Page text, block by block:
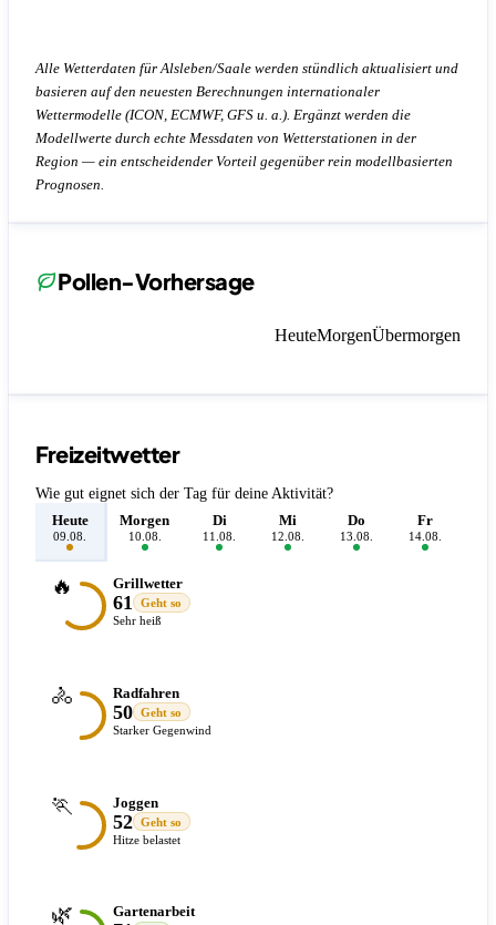
Alle Wetterdaten für Alsleben/Saale werden stündlich aktualisiert und
basieren auf den neuesten Berechnungen internationaler
Wettermodelle (ICON, ECMWF, GFS u. a.). Ergänzt werden die
Modellwerte durch echte Messdaten von Wetterstationen in der
Region — ein entscheidender Vorteil gegenüber rein modellbasierten
Prognosen.
Pollen-Vorhersage
HeuteMorgenÜbermorgen
Freizeitwetter
Wie gut eignet sich der Tag für deine Aktivität?
Heute
09.08.
Morgen
10.08.
Di
11.08.
Mi
12.08.
Do
13.08.
Fr
14.08.
🔥 Grillwetter
61
Geht so
Sehr heiß
🚴 Radfahren
50
Geht so
Starker Gegenwind
🏃 Joggen
52
Geht so
Hitze belastet
🌿 Gartenarbeit